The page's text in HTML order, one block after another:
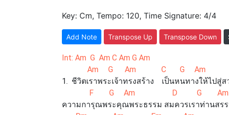
Key: Cm, Tempo: 120, Time Signature: 4/4
Add Note Transpose Up Transpose Down
Int: Am G Am C Am G Am
Am G Am C G Am
1. ชีวิตเราพระเจ้าทรงสร้าง เป็นหนทางให้ไปสู่ส
F G Am D G Am
ความการุณพระคุณพระธรรม สมควรเราท่านสร